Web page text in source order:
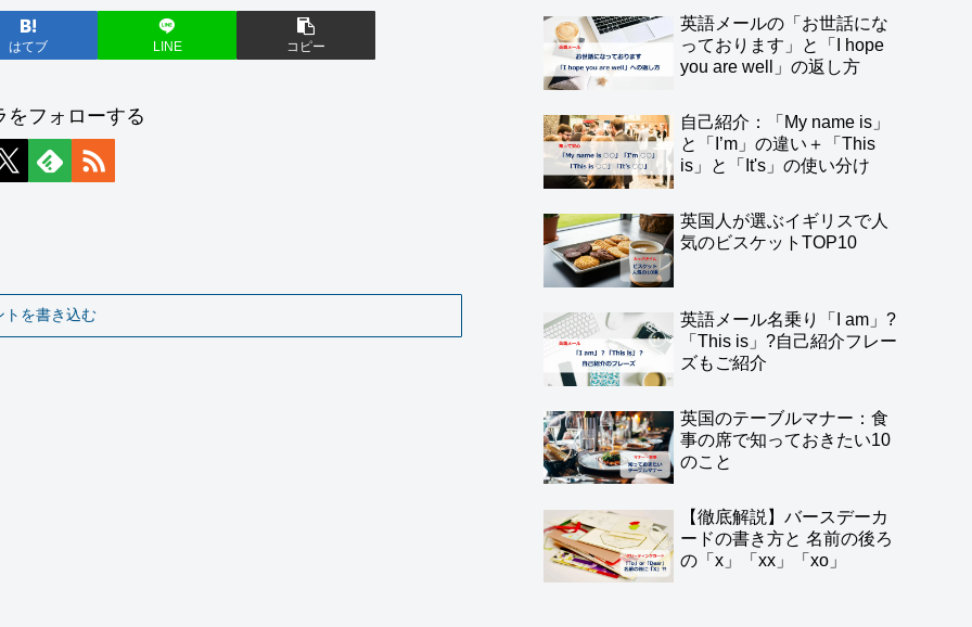
はてブ LINE コピー
をフォローする
トを書き込む
英語メールの「お世話にな
っております」と「I hope
you are well」の返し方
自己紹介：「My name is」
と「I’m」の違い＋「This
is」と「It's」の使い分け
英国人が選ぶイギリスで人
気のビスケットTOP10
英語メール名乗り「I am」?
「This is」?自己紹介フレー
ズもご紹介
英国のテーブルマナー：食
事の席で知っておきたい10
のこと
【徹底解説】バースデーカ
ードの書き方と 名前の後ろ
の「x」「xx」「xo」